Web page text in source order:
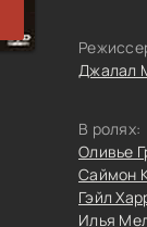
Джалал
В ролях:
Оливье
Саймон
Гэйл
Илья